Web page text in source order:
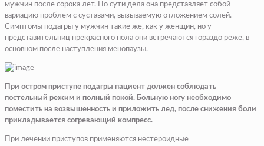
мужчин после сорока лет. По сути дела она представляет собой
вариацию проблем с суставами, вызываемую отложением солей.
Симптомы подагры у мужчин такие же, как у женщин, но у
представительниц прекрасного пола они встречаются гораздо реже, в
основном после наступления менопаузы.
При остром приступе подагры пациент должен соблюдать
постельный режим и полный покой. Больную ногу необходимо
поместить на возвышенность и приложить лед, после снижения боли
прикладывается согревающий компресс.
При лечении приступов применяются нестероидные